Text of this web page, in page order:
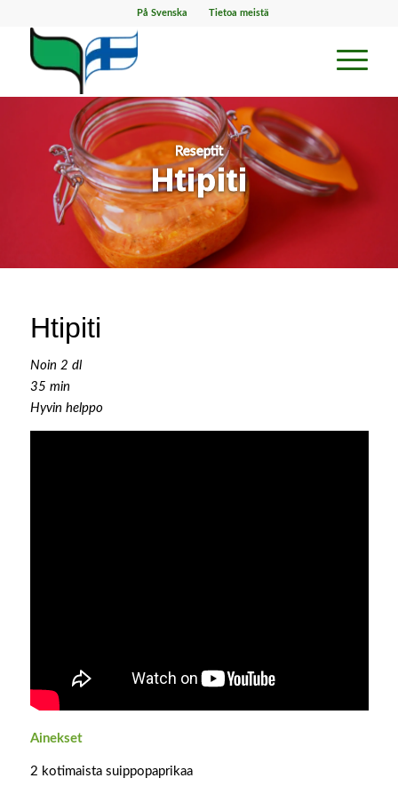
På Svenska Tietoa meistä
Reseptit
Htipiti
Htipiti
Noin 2 dl
35 min
Hyvin helppo
Ainekset
2 kotimaista suippopaprikaa